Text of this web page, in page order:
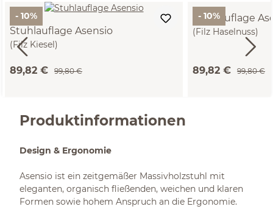
- 10%
Stuhlauflage Asensio
(Filz Kiesel)
89,82 € 99,80 €
- 10%
Stuhlauflage
(Filz Haselnuss)
89,82 € 99,80 €
Produktinformationen
Design & Ergonomie
Asensio ist ein zeitgemäßer Massivholzstuhl mit
eleganten, organisch fließenden, weichen und klaren
Formen sowie hohem Anspruch an die Ergonomie.